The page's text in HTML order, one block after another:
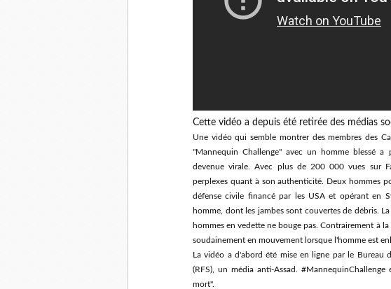
Cette vidéo a depuis été retirée des médias
Une vidéo qui semble montrer des membres des
"Mannequin Challenge" avec un homme blessé
devenue virale. Avec plus de 200 000 vues sur
perplexes quant à son authenticité. Deux hommes
défense civile financé par les USA et opérant en
homme, dont les jambes sont couvertes de débris. L
hommes en vedette ne bouge pas.Contrairement à
soudainement en mouvement lorsque l'homme est
La vidéo a d'abord été mise en ligne par le Bureau
(RFS), un média anti-Assad.
mort".